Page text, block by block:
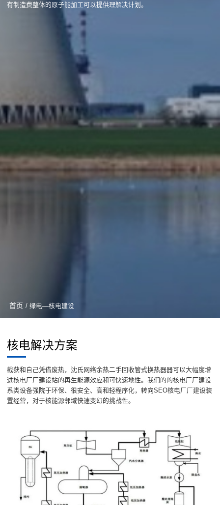
有制造费整体的原子能加工可以提供理解决计划。
首页 / 绿电—核电建设
核电解决方案
截获和自己凭借废热，沈氏网络余热二手回收管式换热器器可以大幅度增
进核电厂厂建设站的再生能源效应和可快速地性。我们的的核电厂厂建设
系类设备强院于环保、很安全、高和轻程序化，转向SEO核电厂厂建设装
置经营，对于核能源邻域快速变幻的挑战性。